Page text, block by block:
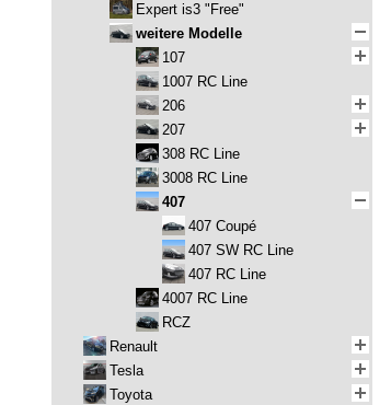
Expert is3 "Free"
weitere Modelle
107
1007 RC Line
206
207
308 RC Line
3008 RC Line
407
407 Coupé
407 SW RC Line
407 RC Line
4007 RC Line
RCZ
Renault
Tesla
Toyota